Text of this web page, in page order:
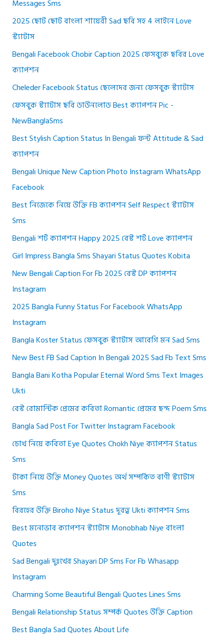
Messages Sms
2025 ছোট ছোট বাংলা শায়েরী Sad ছবি সহ 4 লাইনে Love
স্ট্যাটাস
Bengali Facebook Chobir Caption 2025 ফেসবুকে ছবির Love
ক্যাপশন
Cheleder Facebook Status ছেলেদের জন্য ফেসবুক স্ট্যাটাস
ফেসবুক স্ট্যাটাস ছবি ডাউনলোড Best ক্যাপশন Pic -
NewBanglaSms
Best Stylish Caption Status In Bengali ফন্ট Attitude & Sad
ক্যাপশন
Bengali Unique New Caption Photo Instagram WhatsApp
Facebook
Best নিজেকে নিয়ে উক্তি FB ক্যাপশন Self Respect স্ট্যাটাস
Sms
Bengali শর্ট ক্যাপশন Happy 2025 বেস্ট শর্ট Love ক্যাপশন
Girl Impress Bangla Sms Shayari Status Quotes Kobita
New Bengali Caption For Fb 2025 বেস্ট DP ক্যাপশন
Instagram
2025 Bangla Funny Status For Facebook WhatsApp
Instagram
Bangla Koster Status ফেসবুক স্ট্যাটাস আবেগি মন Sad Sms
New Best FB Sad Caption In Bengali 2025 Sad Fb Text Sms
Bangla Bani Kotha Popular Eternal Word Sms Text Images
Ukti
বেস্ট রোমান্টিক প্রেমের কবিতা Romantic প্রেমের ছন্দ Poem Sms
Bangla Sad Post For Twitter Instagram Facebook
চোখ নিয়ে কবিতা Eye Quotes Chokh Niye ক্যাপশন Status
Sms
টাকা নিয়ে উক্তি Money Quotes অর্থ সম্পর্কিত বাণী স্ট্যাটাস
Sms
বিরহের উক্তি Biroho Niye Status দূরত্ব Ukti ক্যাপশন Sms
Best মনোভাব ক্যাপশন স্ট্যাটাস Monobhab Niye বাংলা
Quotes
Sad Bengali দুঃখের Shayari DP Sms For Fb Whasapp
Instagram
Charming Some Beautiful Bengali Quotes Lines Sms
Bengali Relationship Status সম্পর্ক Quotes উক্তি Caption
Best Bangla Sad Quotes About Life